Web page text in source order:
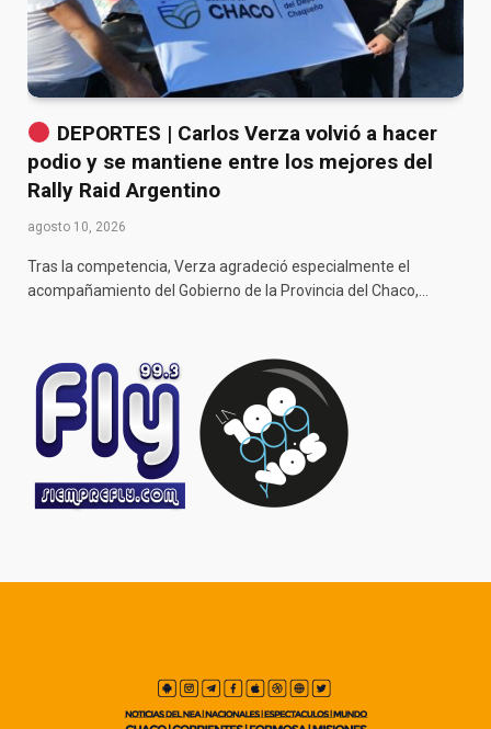
DEPORTES | Carlos Verza volvió a hacer
podio y se mantiene entre los mejores del
Rally Raid Argentino
agosto 10, 2026
Tras la competencia, Verza agradeció especialmente el
acompañamiento del Gobierno de la Provincia del Chaco,…